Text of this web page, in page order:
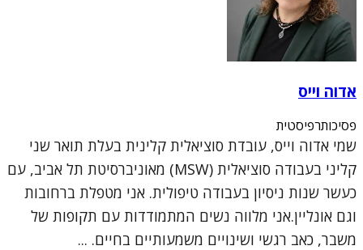
אדוה וייס
פסיכותרפיסטית
שמי אדוה וייס, עובדת סוציאלית קלינית בעלת תואר שני
קליני בעבודה סוציאלית (MSW) מאוניברסיטת תל אביב, עם
כעשר שנות ניסיון בעבודה טיפולית. אני מטפלת ברחובות
וגם אונליין.אני מלווה נשים המתמודדות עם תקופות של
משבר, כאב רגשי ושינויים משמעותיים בחיים. ...